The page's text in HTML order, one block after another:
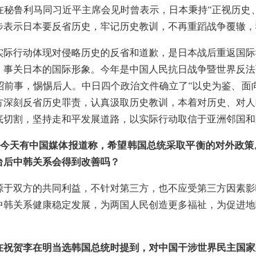
秘鲁利马同习近平主席会见时曾表示，日本秉持“正视历史
示日本要反省历史，牢记历史教训，不再重蹈战争覆辙，
行动体现对侵略历史的反省和道歉，是日本战后重返国
关日本的国际形象。今年是中国人民抗日战争暨世界反
事，惕惕后人。中日四个政治文件确立了“以史为鉴、面
刻反省历史罪责，认真汲取历史教训，本着对历史、对
割，坚持走和平发展道路，以实际行动取信于亚洲邻国和
有中国媒体报道称，希望韩国总统采取平衡的对外政
中韩关系会得到改善吗？
双方的共同利益，不针对第三方，也不应受第三方因素
关系健康稳定发展，为两国人民创造更多福祉，为促进
贺李在明当选韩国总统时提到，对中国干涉世界民主国